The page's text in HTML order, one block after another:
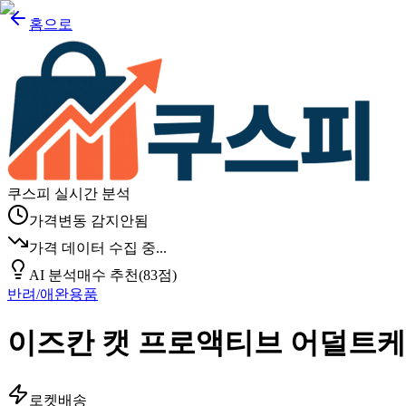
홈으로
쿠스피 실시간 분석
가격변동 감지안됨
가격 데이터 수집 중...
AI 분석매수 추천(83점)
반려/애완용품
이즈칸 캣 프로액티브 어덜트
로켓배송